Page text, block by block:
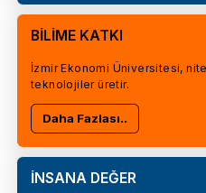
BİLİME KATKI
İzmir Ekonomi Üniversitesi,
teknolojiler üretir.
Daha Fazlası..
İNSANA DEĞER